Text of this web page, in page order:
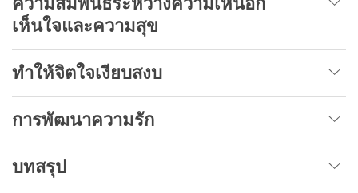
เห็นใจและความสุข
ทำให้จิตใจเงียบสงบ
การพัฒนาความรัก
บทสรุป